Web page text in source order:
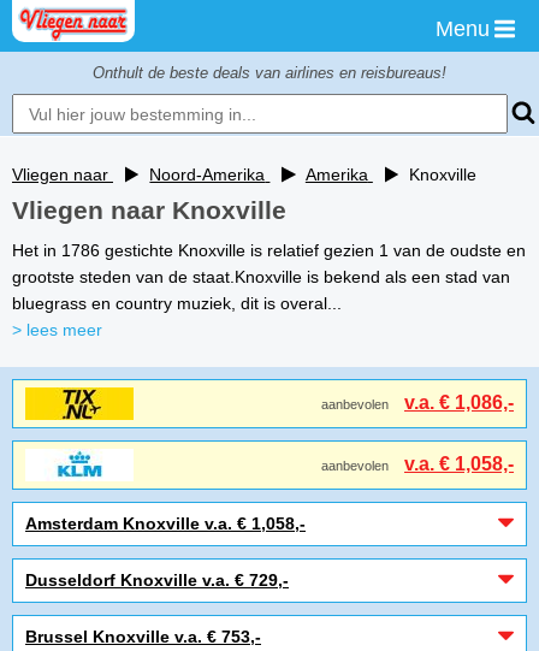
Menu
Onthult de beste deals van airlines en reisbureaus!
Vliegen naar Noord-Amerika Amerika Knoxville
Vliegen naar Knoxville
Het in 1786 gestichte Knoxville is relatief gezien 1 van de oudste en
grootste steden van de staat.Knoxville is bekend als een stad van
bluegrass en country muziek, dit is overal...
> lees meer
aanbevolen v.a. € 1,086,-
aanbevolen v.a. € 1,058,-
Amsterdam Knoxville v.a. € 1,058,-
Dusseldorf Knoxville v.a. € 729,-
Brussel Knoxville v.a. € 753,-